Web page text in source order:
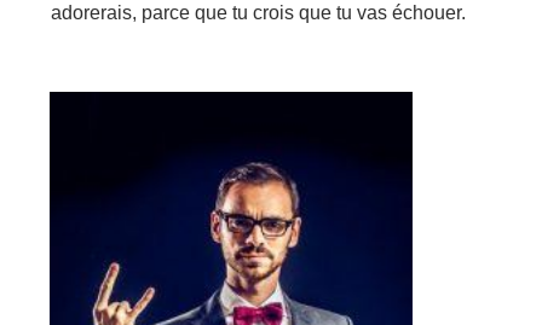
adorerais, parce que tu crois que tu vas échouer.